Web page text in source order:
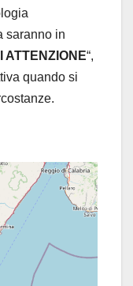
saranno in
ATTENZIONE“,
quando si